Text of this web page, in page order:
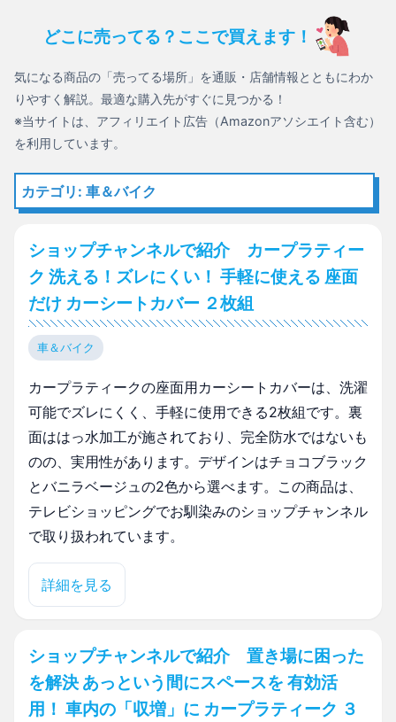
どこに売ってる？ここで買えます！
気になる商品の「売ってる場所」を通販・店舗情報とともにわか
りやすく解説。最適な購入先がすぐに見つかる！
※当サイトは、アフィリエイト広告（Amazonアソシエイト含む）
を利用しています。
カテゴリ: 車＆バイク
ショップチャンネルで紹介 カープラティー
ク 洗える！ズレにくい！ 手軽に使える 座面
だけ カーシートカバー ２枚組
車＆バイク
カープラティークの座面用カーシートカバーは、洗濯
可能でズレにくく、手軽に使用できる2枚組です。裏
面ははっ水加工が施されており、完全防水ではないも
のの、実用性があります。デザインはチョコブラック
とバニラベージュの2色から選べます。この商品は、
テレビショッピングでお馴染みのショップチャンネル
で取り扱われています。
詳細を見る
ショップチャンネルで紹介 置き場に困った
を解決 あっという間にスペースを 有効活
用！ 車内の「収増」に カープラティーク ３